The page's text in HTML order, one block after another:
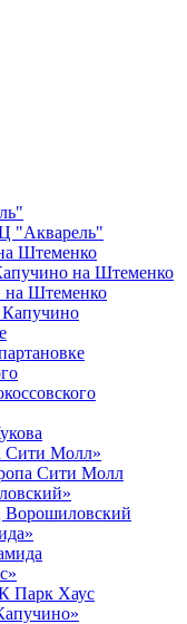
"Акварель"
Штеменко
на Штеменко
на Штеменко
Cити Молл»
Сити Молл
Парк Хаус